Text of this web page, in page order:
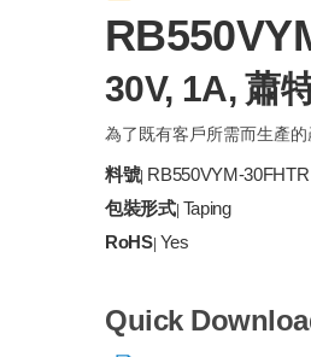
30V, 1A, 蕭
為了既有客戶所需而生產的
料號| RB550VYM-30FHTR
包裝形式| Taping
RoHS| Yes
Quick